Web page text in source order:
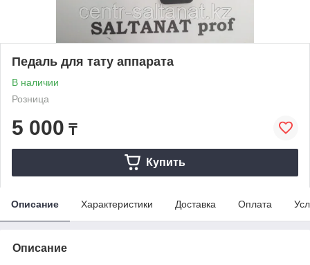
Педаль для тату аппарата
В наличии
Розница
5 000 ₸
Купить
Описание Характеристики Доставка Оплата
Описание